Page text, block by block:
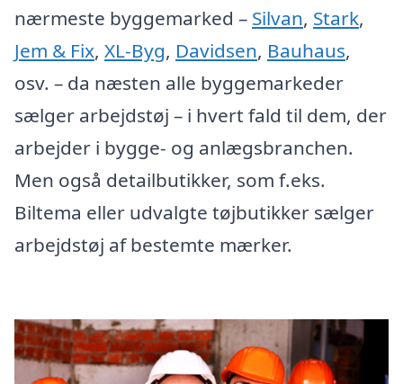
nærmeste byggemarked – Silvan, Stark,
Jem & Fix, XL-Byg, Davidsen, Bauhaus,
osv. – da næsten alle byggemarkeder
sælger arbejdstøj – i hvert fald til dem, der
arbejder i bygge- og anlægsbranchen.
Men også detailbutikker, som f.eks.
Biltema eller udvalgte tøjbutikker sælger
arbejdstøj af bestemte mærker.